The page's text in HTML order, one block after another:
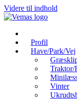
Videre til indhold
Profil
Have/Park/Vej
Traktor/
Vinter